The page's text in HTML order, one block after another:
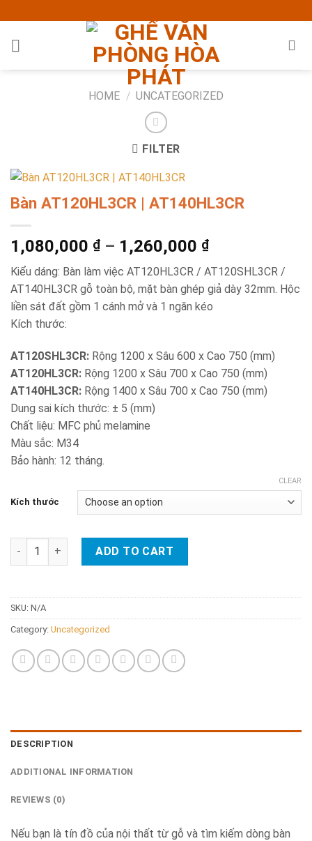
to
content
HOME / UNCATEGORIZED
FILTER
Bàn AT120HL3CR | AT140HL3CR
1,080,000 ₫ – 1,260,000 ₫
Kiểu dáng: Bàn làm việc AT120HL3CR / AT120SHL3CR /
AT140HL3CR gỗ toàn bộ, mặt bàn ghép giả dày 32mm. Hộc
liền sát đất gồm 1 cánh mở và 1 ngăn kéo
Kích thước:
AT120SHL3CR: Rộng 1200 x Sâu 600 x Cao 750 (mm)
AT120HL3CR: Rộng 1200 x Sâu 700 x Cao 750 (mm)
AT140HL3CR: Rộng 1400 x Sâu 700 x Cao 750 (mm)
Dung sai kích thước: ± 5 (mm)
Chất liệu: MFC phủ melamine
Màu sắc: M34
Bảo hành: 12 tháng.
Kích thước
CLEAR
Bàn AT120HL3CR | AT140HL3CR quantity
ADD TO CART
SKU: N/A
Category: Uncategorized
DESCRIPTION
ADDITIONAL INFORMATION
REVIEWS (0)
Nếu bạn là tín đồ của nội thất từ gỗ và tìm kiếm dòng bàn